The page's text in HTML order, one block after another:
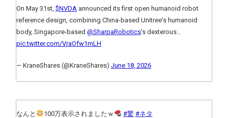
On May 31st, $NVDA announced its first open humanoid robot
reference design, combining China-based Unitree's humanoid
body, Singapore-based @SharpaRobotics's dexterous…
pic.twitter.com/VraOfw1mLH
— KraneShares (@KraneShares) June 18, 2026
なんと 100万表示されましたｗ #驚 #ネタ